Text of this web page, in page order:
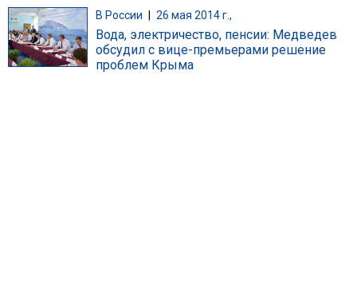
В России 26 мая 2014 г.,
Вода, электричество, пенсии: Медведев
обсудил с вице-премьерами решение
проблем Крыма